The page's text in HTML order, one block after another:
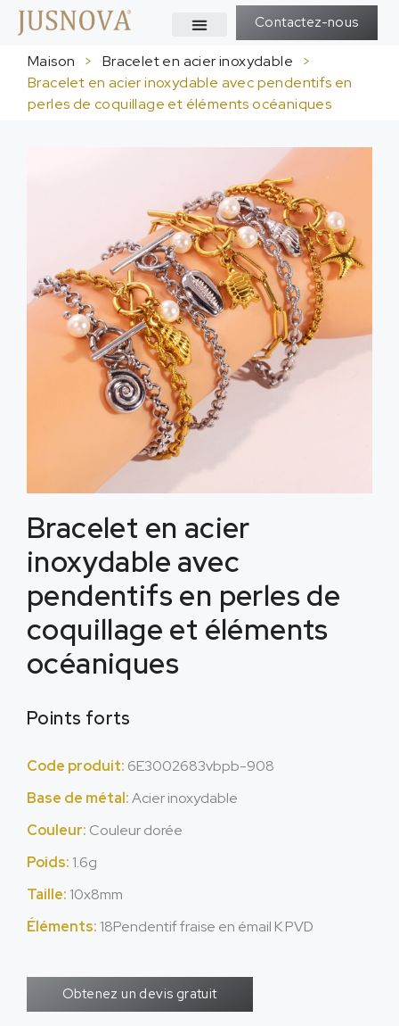
Contactez-nous
Maison > Bracelet en acier inoxydable
>
Bracelet en acier inoxydable avec pendentifs en
perles de coquillage et éléments océaniques
Bracelet en acier
inoxydable avec
pendentifs en perles de
coquillage et éléments
océaniques
Points forts
Code produit: 6E3002683vbpb-908
Base de métal:Acier inoxydable
Couleur: Couleur dorée
Poids: 1.6g
Taille: 10x8mm
Éléments: 18Pendentif fraise en émail K PVD
Obtenez un devis gratuit